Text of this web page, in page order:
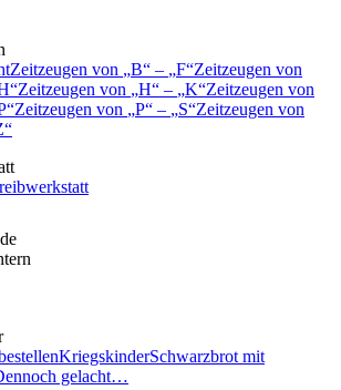
Zeitzeugen von B – F Zeitzeugen von
Zeitzeugen von H – K Zeitzeugen von
Zeitzeugen von P – S Zeitzeugen von
KriegskinderSchwarzbrot mit
gelacht…